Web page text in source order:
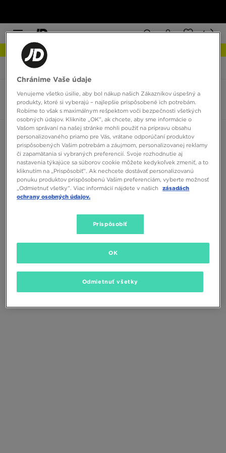
JD Sports Puma Retaliate
Puma Retaliate
0 produktov
Zoradiť:Odporúčané Filtrovať
Žiadne produkty na zobrazenie
Zmeňte kritériá vyhľadávania alebo
odstráňte vybrané filtre
Chránime Vaše údaje
Venujeme všetko úsilie, aby bol nákup našich Zákazníkov úspešný a
produkty, ktoré si vyberajú – najlepšie prispôsobené ich potrebám.
Robíme to však s maximálnym rešpektom voči bezpečnosti všetkých
osobných údajov. Kliknite „OK”, ak chcete, aby sme informácie o
Vašom správaní na našej stránke mohli použiť na prípravu obsahu
personalizovaného priamo pre Vás, vrátane odporúčaní produktov
prispôsobených Vašim potrebám a záujmom, personalizovanej reklamy
či zapamätania si vybraných preferencií. Svoje rozhodnutie aj
nastavenia týkajúce sa súborov cookie môžete kedykoľvek zmeniť, a to
kliknutím na „Prispôsobiť”. Ak nechcete dostávať personalizovanú
ponuku produktov prispôsobenú Vašim preferenciám, vyberte možnosť
„Odmietnuť všetky”. Viac informácií nájdete v našich
zásadách
ochrany osobných údajov.
Prispôsobiť
Odmietnuť všetky
OK